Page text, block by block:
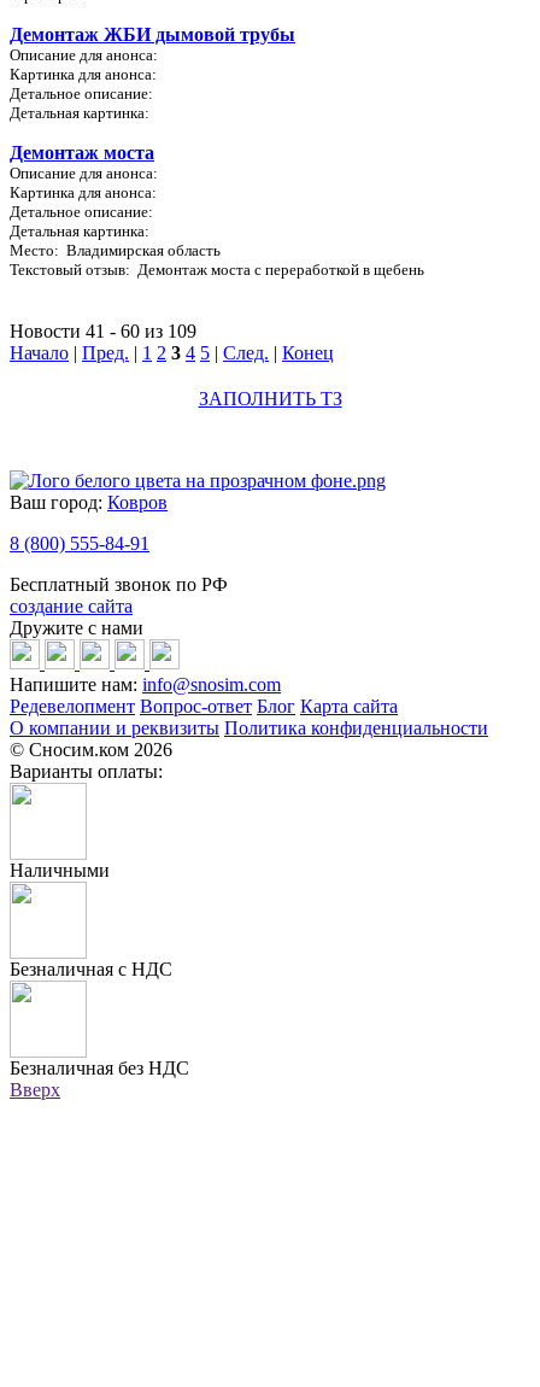
Демонтаж ЖБИ дымовой трубы
Описание для анонса:
Картинка для анонса:
Детальное описание:
Детальная картинка:
Демонтаж моста
Описание для анонса:
Картинка для анонса:
Детальное описание:
Детальная картинка:
Место: Владимирская область
Текстовый отзыв: Демонтаж моста с переработкой в щебень
Новости 41 - 60 из 109
Начало | Пред. | 1 2 3 4 5 | След. | Конец
ЗАПОЛНИТЬ ТЗ
Ваш город: Ковров
8 (800) 555-84-91
Бесплатный звонок по РФ
создание сайта
Дружите с нами
Напишите нам: info@snosim.com
Редевелопмент Вопрос-ответ Блог Карта сайта
О компании и реквизиты Политика конфиденциальности
© Сносим.ком 2026
Варианты оплаты:
Наличными
Безналичная с НДС
Безналичная без НДС
Вверх